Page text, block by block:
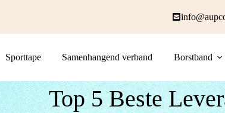
Sporttape Samenhangend verband Borstband
Top 5 Beste